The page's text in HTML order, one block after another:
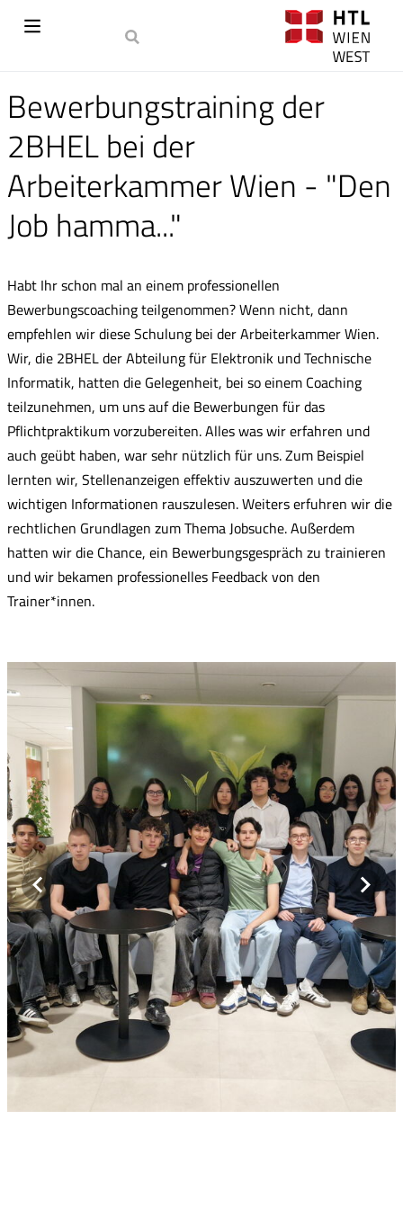
Bewerbungstraining der
2BHEL bei der
Arbeiterkammer Wien - "Den
Job hamma..."
Habt Ihr schon mal an einem professionellen
Bewerbungscoaching teilgenommen? Wenn nicht, dann
empfehlen wir diese Schulung bei der Arbeiterkammer Wien.
Wir, die 2BHEL der Abteilung für Elektronik und Technische
Informatik, hatten die Gelegenheit, bei so einem Coaching
teilzunehmen, um uns auf die Bewerbungen für das
Pflichtpraktikum vorzubereiten. Alles was wir erfahren und
auch geübt haben, war sehr nützlich für uns. Zum Beispiel
lernten wir, Stellenanzeigen effektiv auszuwerten und die
wichtigen Informationen rauszulesen. Weiters erfuhren wir die
rechtlichen Grundlagen zum Thema Jobsuche. Außerdem
hatten wir die Chance, ein Bewerbungsgespräch zu trainieren
und wir bekamen professionelles Feedback von den
Trainer*innen.